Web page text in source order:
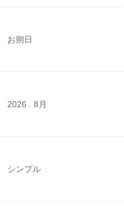
お朔日
2026 . 8月
シンプル